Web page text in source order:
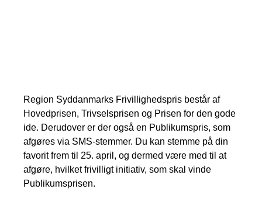
Region Syddanmarks Frivillighedspris består af
Hovedprisen, Trivselsprisen og Prisen for den gode
ide. Derudover er der også en Publikumspris, som
afgøres via SMS-stemmer. Du kan stemme på din
favorit frem til 25. april, og dermed være med til at
afgøre, hvilket frivilligt initiativ, som skal vinde
Publikumsprisen.